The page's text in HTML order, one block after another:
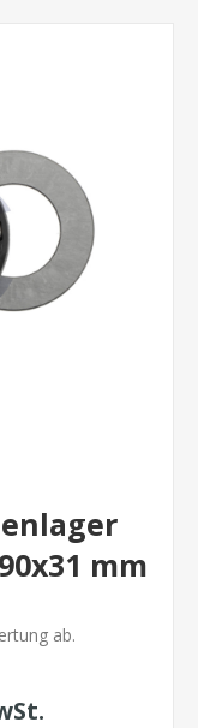
mm
ab.